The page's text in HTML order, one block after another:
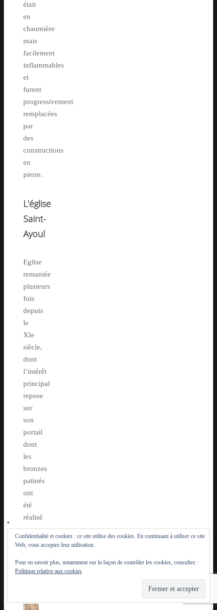
était
en
chaumière
mais
facilement
inflammables
et
furent
progressivement
remplacées
par
des
constructions
en
pierre.
L’église
Saint-
Ayoul
Eglise
remaniée
plusieurs
fois
depuis
le
XIe
siècle,
dont
l’intérêt
principal
repose
sur
son
portail
dont
les
bronzes
patinés
ont
été
réalisé
par
contemporains
Confidentialité et cookies : ce site utilise des cookies. En continuant à utiliser ce site
Web, vous acceptez leur utilisation.
Pour en savoir plus, notamment sur la façon de contrôler les cookies, consultez :
Politique relative aux cookies